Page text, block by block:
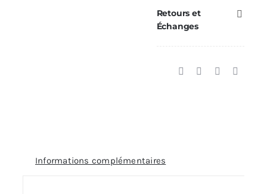
Retours et
Échanges
Informations complémentaires